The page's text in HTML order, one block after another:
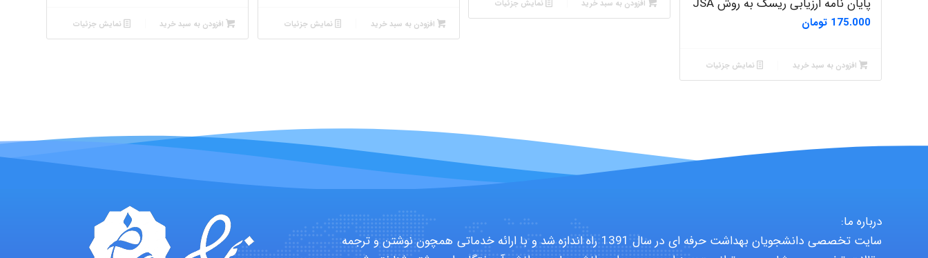
emami
ehtesham
پایان نامه ارزیابی ریسک به روش JSA
175.000 تومان
افزودن به سبد خرید نمایش جزئیات
افزودن به سبد خرید نمایش جزئیات
افزودن به سبد خرید نمایش جزئیات افزودن به سبد خرید نمایش جزئیات
درباره ما:
سایت تخصصی دانشجویان بهداشت حرفه ای در سال 1391 راه اندازه شد و با ارائه خدماتی همچون نوشتن و ترجمه